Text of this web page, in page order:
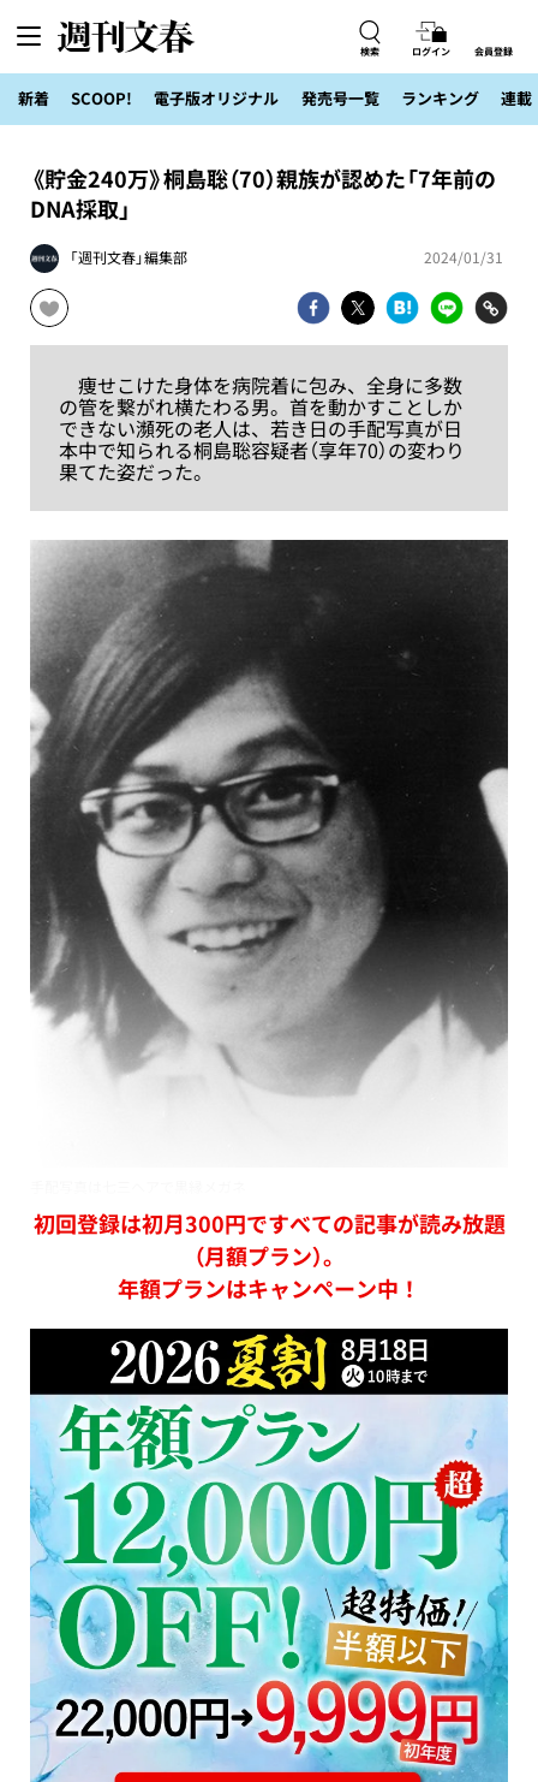
検索 ログイン 会員登録
新着 SCOOP! 電子版オリジナル 発売号一覧 ランキング 連載
《貯金240万》桐島聡（70）親族が認めた「7年前の
DNA採取」
「週刊文春」編集部 2024/01/31
痩せこけた身体を病院着に包み、全身に多数
の管を繋がれ横たわる男。首を動かすことしか
できない瀕死の老人は、若き日の手配写真が日
本中で知られる桐島聡容疑者（享年70）の変わり
果てた姿だった。
初回登録は初月300円ですべての記事が読み放題
（月額プラン）。
年額プランはキャンペーン中！